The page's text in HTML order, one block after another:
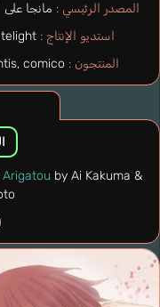
المصدر الرئيسي : مانجا على
استديو الإنتاج :
المنتجون :
by Ai Kakuma &